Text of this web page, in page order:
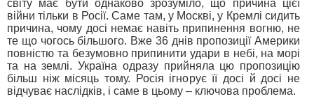
світу має бути однаково зрозуміло, що причина цієї
війни тільки в Росії. Саме там, у Москві, у Кремлі сидить
причина, чому досі немає навіть припинення вогню, не
те що чогось більшого. Вже 36 днів пропозиції Америки
повністю та безумовно припинити удари в небі, на морі
та на землі. Україна одразу прийняла цю пропозицію
більш ніж місяць тому. Росія ігнорує її досі й досі не
відчуває наслідків, і саме в цьому – ключова проблема.